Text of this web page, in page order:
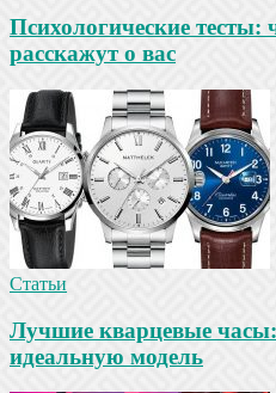
Психологические тесты:
расскажут о вас
Статьи
Лучшие кварцевые
идеальную модель